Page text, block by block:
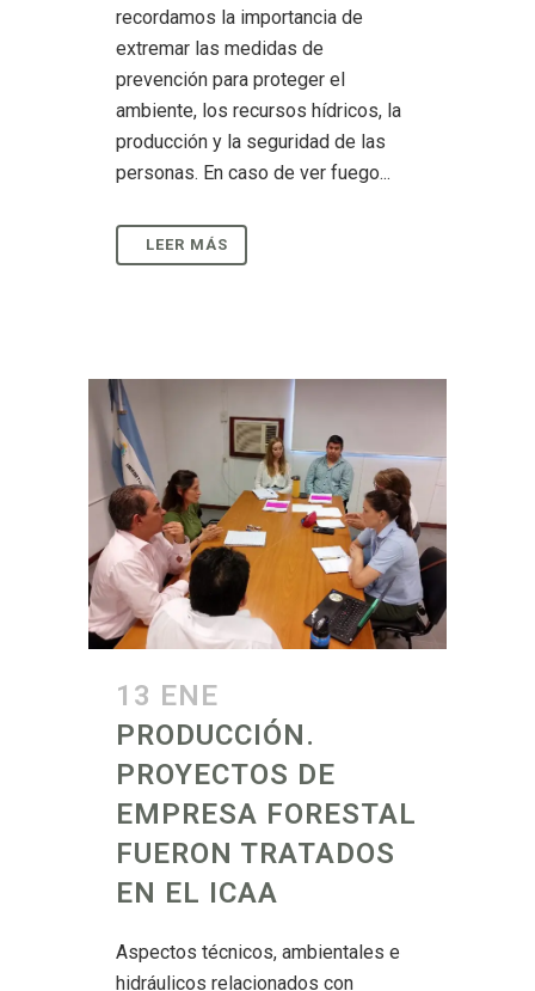
recordamos la importancia de
extremar las medidas de
prevención para proteger el
ambiente, los recursos hídricos, la
producción y la seguridad de las
personas. En caso de ver fuego...
13 ENE
PRODUCCIÓN.
PROYECTOS DE
EMPRESA FORESTAL
FUERON TRATADOS
EN EL ICAA
Aspectos técnicos, ambientales e
hidráulicos relacionados con